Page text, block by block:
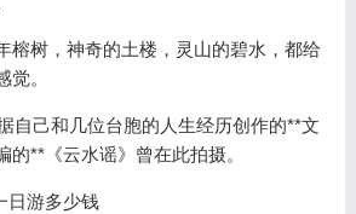
榕树，神奇的土楼，灵山的碧水，都给
觉。
自己和几位台胞的人生经历创作的**文
的**《云水谣》曾在此拍摄。
日游多少钱